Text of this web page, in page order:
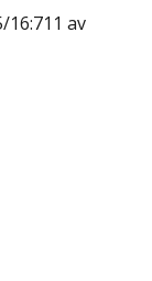
av